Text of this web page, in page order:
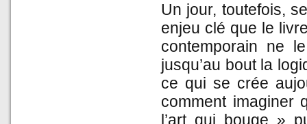
Un jour, toutefois,
enjeu clé que le
contemporain ne
jusqu’au bout la
ce qui se crée
comment imaginer
l’art qui bouge »